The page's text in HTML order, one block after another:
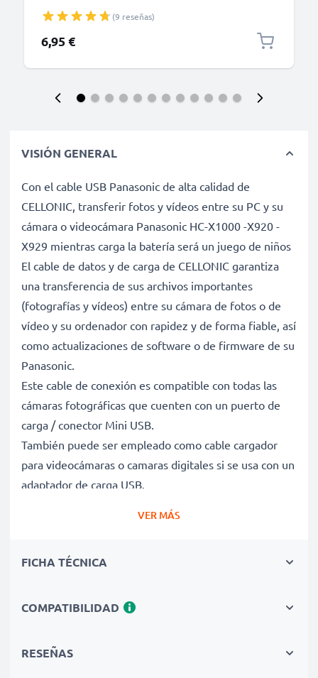
(9 reseñas)
6,95 €
VISIÓN GENERAL
Con el cable USB Panasonic de alta calidad de
CELLONIC, transferir fotos y vídeos entre su PC y su
cámara o videocámara Panasonic HC-X1000 -X920 -
X929 mientras carga la batería será un juego de niños
El cable de datos y de carga de CELLONIC garantiza
una transferencia de sus archivos importantes
(fotografías y vídeos) entre su cámara de fotos o de
vídeo y su ordenador con rapidez y de forma fiable, así
como actualizaciones de software o de firmware de su
Panasonic.
Este cable de conexión es compatible con todas las
cámaras fotográficas que cuenten con un puerto de
carga / conector Mini USB.
También puede ser empleado como cable cargador
para videocámaras o camaras digitales si se usa con un
adaptador de carga USB.
cargador Mini USB
de carga para todos los dispositivos con puerto de
✔ Capacidad de carga rápida - Permite la carga rápida
VER MÁS
FICHA TÉCNICA
COMPATIBILIDAD
RESEÑAS